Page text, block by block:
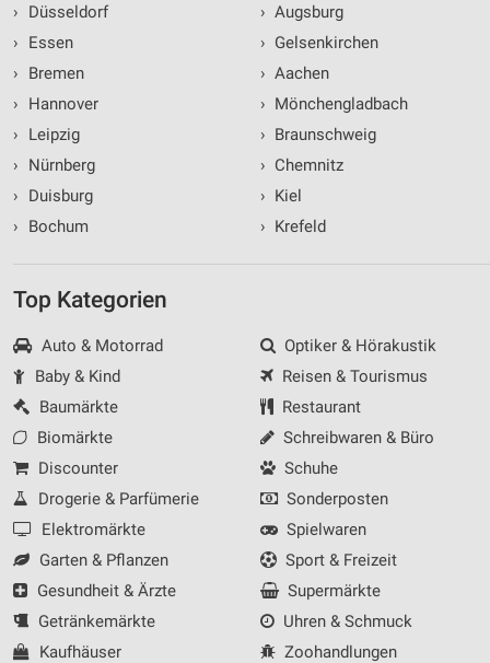
›
Düsseldorf
›
Essen
›
Bremen
›
Hannover
›
Leipzig
›
Nürnberg
›
Duisburg
›
Bochum
› Augsburg
› Gelsenkirchen
› Aachen
› Mönchengladbach
› Braunschweig
› Chemnitz
› Kiel
› Krefeld
Top Kategorien
Auto & Motorrad
Baby & Kind
Baumärkte
Biomärkte
Discounter
Drogerie & Parfümerie
Elektromärkte
Garten & Pflanzen
Gesundheit & Ärzte
Getränkemärkte
Kaufhäuser
Optiker & Hörakustik
Reisen & Tourismus
Restaurant
Schreibwaren & Büro
Schuhe
Sonderposten
Spielwaren
Sport & Freizeit
Supermärkte
Uhren & Schmuck
Zoohandlungen